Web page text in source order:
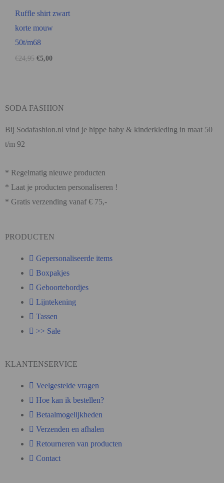
Ruffle shirt zwart
korte mouw
50t/m68
€24,95 €5,00
SODA FASHION
Bij Sodafashion.nl vind je hippe baby & kinderkleding in maat 50
t/m 92
* Regelmatig nieuwe producten
* Laat je producten personaliseren !
* Gratis verzending vanaf € 75,-
PRODUCTEN
Gepersonaliseerde items
Boxpakjes
Geboortebordjes
Lijntekening
Tassen
>> Sale
KLANTENSERVICE
Veelgestelde vragen
Hoe kan ik bestellen?
Betaalmogelijkheden
Verzenden en afhalen
Retourneren van producten
Contact